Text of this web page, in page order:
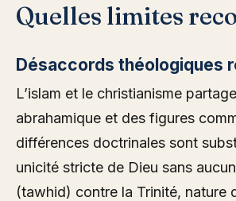
Quelles limites
Désaccords théologiques
L’islam et le christianisme
abrahamique et des figures
différences doctrinales sont
unicité stricte de Dieu sans
(tawhid) contre la Trinité, nature